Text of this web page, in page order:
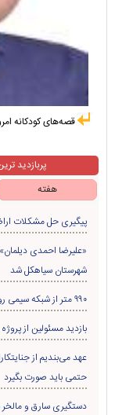
قصه‌های کودکانه
پربازدید
هفته
پیگیری حل مشکلات
«علیرضا احمدی
شهرستان سیاهکل شد
۹۹۰ متر از شبکه سیمی روستای لشکریان به کابل خودنگهدار ارتقاء یافت
بازدید مسئولین از
عهد می‌بندیم از
حتمی باید صورت بگیرد
دستگیری سارق و مالخر